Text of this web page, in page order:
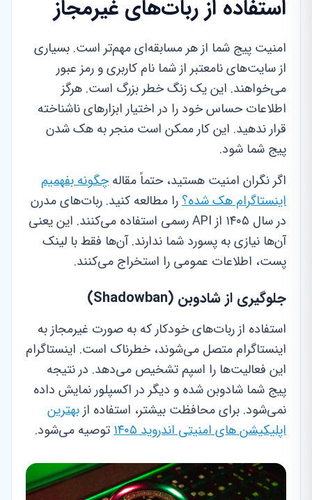
استفاده از ربات‌های غیرمجاز
امنیت پیج شما از هر مسابقه‌ای مهم‌تر است. بسیاری
از سایت‌های نامعتبر از شما نام کاربری و رمز عبور
می‌خواهند. این یک زنگ خطر بزرگ است. هرگز
اطلاعات حساس خود را در اختیار ابزارهای ناشناخته
قرار ندهید. این کار ممکن است منجر به هک شدن
پیج شما شود.
اگر نگران امنیت هستید، حتماً مقالهچگونه بفهمیم
اینستاگرام هک شده؟را مطالعه کنید. ربات‌های مدرن
در سال ۱۴۰۵ از API رسمی استفاده می‌کنند. این یعنی
آن‌ها نیازی به پسورد شما ندارند. آن‌ها فقط با لینک
پست، اطلاعات عمومی را استخراج می‌کنند.
جلوگیری از شادوبن (Shadowban)
استفاده از ربات‌های خودکار که به صورت غیرمجاز به
اینستاگرام متصل می‌شوند، خطرناک است. اینستاگرام
این فعالیت‌ها را اسپم تشخیص می‌دهد. در نتیجه
پیج شما شادوبن شده و دیگر در اکسپلور نمایش داده
نمی‌شود. برای محافظت بیشتر، استفاده از بهترین
اپلیکیشن های امنیتی اندروید ۱۴۰۵
توصیه می‌شود.